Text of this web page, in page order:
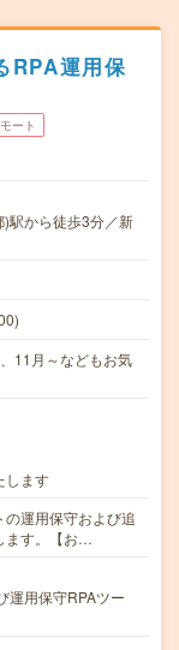
RPA運用保
ート
駅から徒歩3分／新
11月～などもお気
します
の運用保守および追
ます。【お…
運用保守RPAツー